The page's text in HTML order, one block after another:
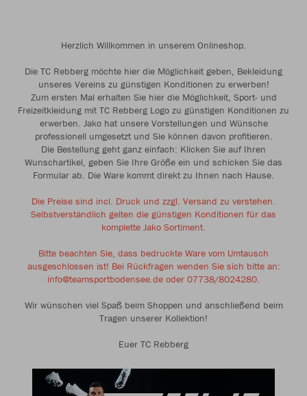
Herzlich Willkommen in unserem Onlineshop.
Die TC Rebberg möchte hier die Möglichkeit geben, Bekleidung
unseres Vereins zu günstigen Konditionen zu erwerben!
Zum ersten Mal erhalten Sie hier die Möglichkeit, Sport- und
Freizeitkleidung mit TC Rebberg Logo zu günstigen Konditionen zu
erwerben. Jako hat unsere Vorstellungen und Wünsche
professionell umgesetzt und Sie können davon profitieren.
Die Bestellung geht ganz einfach: Klicken Sie auf Ihren
Wunschartikel, geben Sie Ihre Größe ein und schicken Sie das
Formular ab. Die Ware kommt direkt zu Ihnen nach Hause.
Die Preise sind incl. Druck und zzgl. Versand zu verstehen.
Selbstverständlich gelten die günstigen Konditionen für das
komplette Jako Sortiment.
Bitte beachten Sie, dass bedruckte Ware vom Umtausch
ausgeschlossen ist! Bei Rückfragen wenden Sie sich bitte an:
info@teamsportbodensee.de oder 07738/8024280.
Wir wünschen viel Spaß beim Shoppen und anschließend beim
Tragen unserer Kollektion!
Euer TC Rebberg